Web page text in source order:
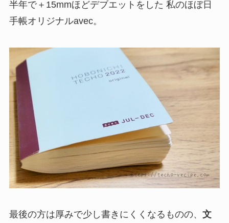
半年で＋15mmほどデブエットをした 私のほぼ日
手帳オリジナルavec。
最後の方は厚みで少し書きにくくなるものの、 文